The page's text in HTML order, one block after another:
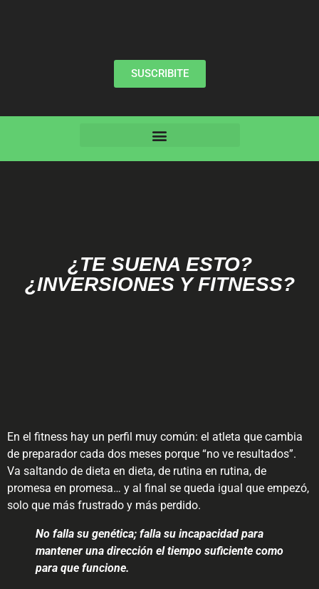
SUSCRIBITE
¿TE SUENA ESTO?
¿INVERSIONES Y FITNESS?
En el fitness hay un perfil muy común: el atleta que cambia
de preparador cada dos meses porque “no ve resultados”.
Va saltando de dieta en dieta, de rutina en rutina, de
promesa en promesa… y al final se queda igual que empezó,
solo que más frustrado y más perdido.
No falla su genética; falla su incapacidad para
mantener una dirección el tiempo suficiente como
para que funcione.